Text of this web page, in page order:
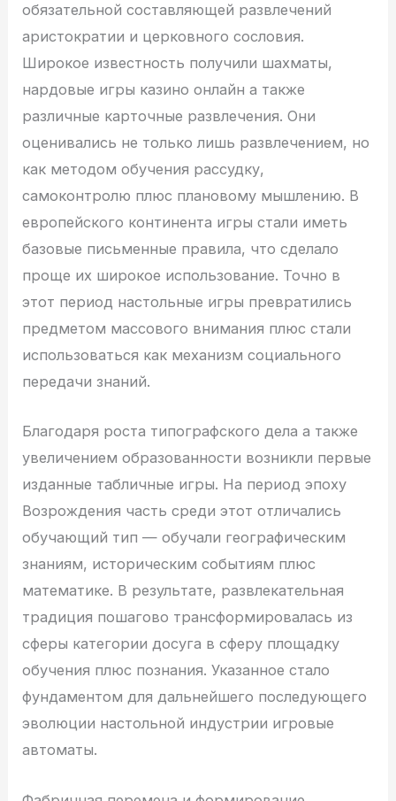
обязательной составляющей развлечений
аристократии и церковного сословия.
Широкое известность получили шахматы,
нардовые игры казино онлайн а также
различные карточные развлечения. Они
оценивались не только лишь развлечением, но
как методом обучения рассудку,
самоконтролю плюс плановому мышлению. В
европейского континента игры стали иметь
базовые письменные правила, что сделало
проще их широкое использование. Точно в
этот период настольные игры превратились
предметом массового внимания плюс стали
использоваться как механизм социального
передачи знаний.
Благодаря роста типографского дела а также
увеличением образованности возникли первые
изданные табличные игры. На период эпоху
Возрождения часть среди этот отличались
обучающий тип — обучали географическим
знаниям, историческим событиям плюс
математике. В результате, развлекательная
традиция пошагово трансформировалась из
сферы категории досуга в сферу площадку
обучения плюс познания. Указанное стало
фундаментом для дальнейшего последующего
эволюции настольной индустрии игровые
автоматы.